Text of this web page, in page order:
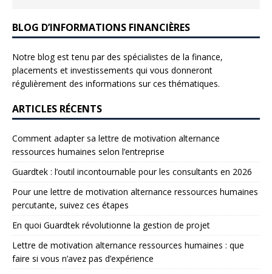
BLOG D’INFORMATIONS FINANCIÈRES
Notre blog est tenu par des spécialistes de la finance,
placements et investissements qui vous donneront
régulièrement des informations sur ces thématiques.
ARTICLES RÉCENTS
Comment adapter sa lettre de motivation alternance
ressources humaines selon l’entreprise
Guardtek : l’outil incontournable pour les consultants en 2026
Pour une lettre de motivation alternance ressources humaines
percutante, suivez ces étapes
En quoi Guardtek révolutionne la gestion de projet
Lettre de motivation alternance ressources humaines : que
faire si vous n’avez pas d’expérience